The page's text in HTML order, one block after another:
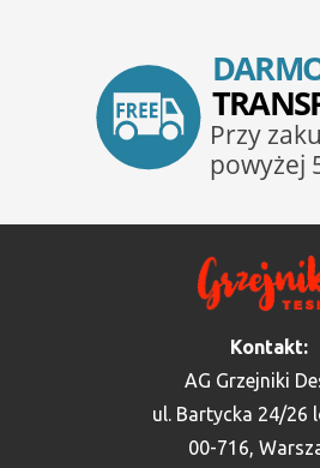
Kontakt:
AG Grzejniki
ul. Bartycka 24/26
00-716,